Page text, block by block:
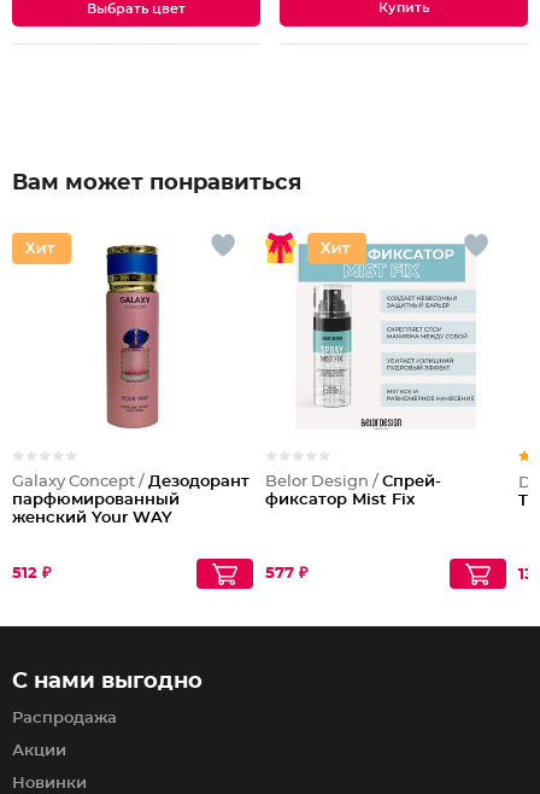
Выбрать цвет
Вам может понравиться
Galaxy Concept / Дезодорант
парфюмированный
женский Your WAY
512 ₽
Belor Design / Спрей-
фиксатор Mist Fix
577 ₽
С нами выгодно
Распродажа
Акции
Новинки